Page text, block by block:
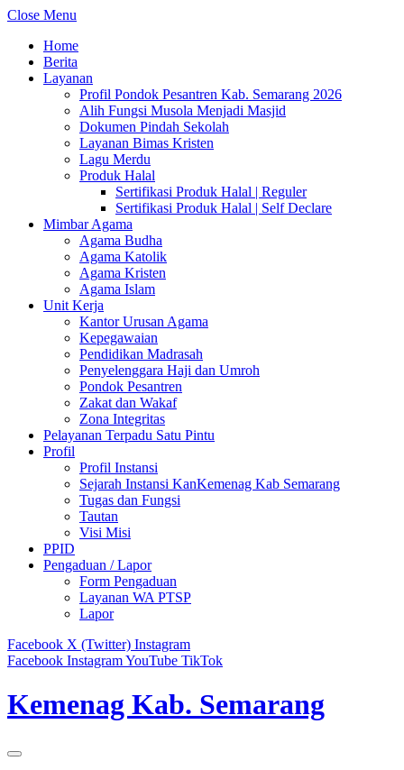
Close Menu
Home
Berita
Layanan
Profil Pondok Pesantren Kab. Semarang 2026
Alih Fungsi Musola Menjadi Masjid
Dokumen Pindah Sekolah
Layanan Bimas Kristen
Lagu Merdu
Produk Halal
Sertifikasi Produk Halal | Reguler
Sertifikasi Produk Halal | Self Declare
Mimbar Agama
Agama Budha
Agama Katolik
Agama Kristen
Agama Islam
Unit Kerja
Kantor Urusan Agama
Kepegawaian
Pendidikan Madrasah
Penyelenggara Haji dan Umroh
Pondok Pesantren
Zakat dan Wakaf
Zona Integritas
Pelayanan Terpadu Satu Pintu
Profil
Profil Instansi
Sejarah Instansi KanKemenag Kab Semarang
Tugas dan Fungsi
Tautan
Visi Misi
PPID
Pengaduan / Lapor
Form Pengaduan
Layanan WA PTSP
Lapor
Facebook X (Twitter) Instagram
Facebook InstagramYouTube TikTok
Kemenag Kab. Semarang